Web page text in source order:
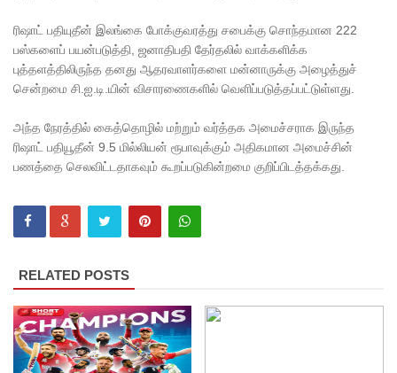
மோதலில்
கைதி
ஒருவர்
பலி!
நாட்டில்
சிறைக்கல
முப்படையி
னருக்கு
விடுக்கப்ப
ட்ட
ரிஷாட் பதியுதீன் இலங்கை போக்குவரத்து சபைக்கு சொந்தமான 222
பஸ்களைப் பயன்படுத்தி ஜனாதிபதி தேர்தலில் வாக்களிக்க
புத்தளத்திலிருந்த தனது ஆதரவாளர்களை மன்னாருக்கு அழைத்துச்
சென்றமை சி.ஐ.டி.யின் விசாரணைகளில் வெளிப்படுத்தப்பட்டுள்ளது.
அந்த நேரத்தில் கைத்தொழில் மற்றும் வர்த்தக அமைச்சராக இருந்த
ரிஷாட் பதியூதீன் 9.5 மில்லியன் ரூபாவுக்கும் அதிகமான அமைச்சின்
பணத்தை செலவிட்டதாகவும் கூறப்படுகின்றமை குறிப்பிடத்தக்கது.
RELATED POSTS